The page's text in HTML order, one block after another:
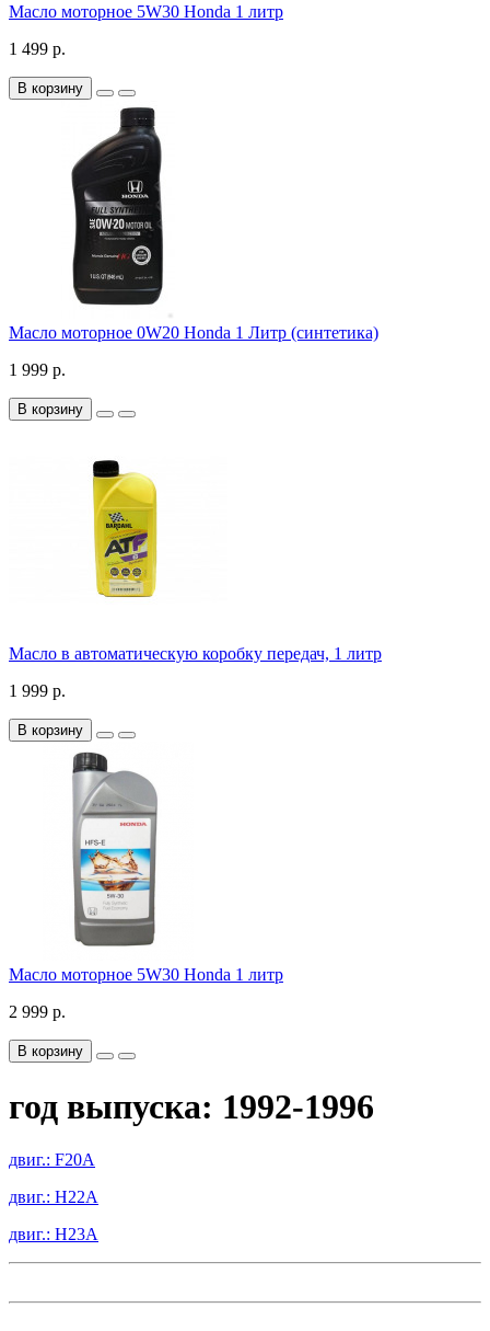
Масло моторное 5W30 Honda 1 литр
1 499 р.
В корзину
Масло моторное 0W20 Honda 1 Литр (синтетика)
1 999 р.
В корзину
Масло в автоматическую коробку передач, 1 литр
1 999 р.
В корзину
Масло моторное 5W30 Honda 1 литр
2 999 р.
В корзину
год выпуска: 1992-1996
двиг.: F20A
двиг.: H22A
двиг.: H23A